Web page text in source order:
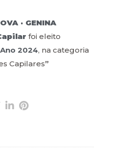
· GENINA
foi eleito
2024, na categoria
Capilares”